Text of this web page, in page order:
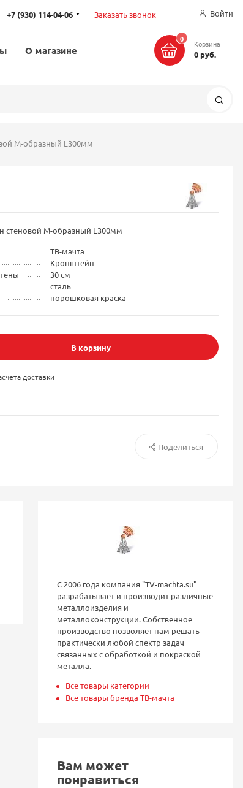
+7 (930) 114-04-06 Заказать звонок Войти
О магазине
0 Корзина
0 руб.
М-образный L300мм
стеновой М-образный L300мм
ТВ-мачта
Кронштейн
30 см
сталь
порошковая краска
В корзину
доставки
Поделиться
С 2006 года компания "TV-machta.su"
разрабатывает и производит различные
металлоизделия и
металлоконструкции. Собственное
производство позволяет нам решать
практически любой спектр задач
связанных с обработкой и покраской
металла.
Все товары категории
Все товары бренда ТВ-мачта
Вам может
понравиться